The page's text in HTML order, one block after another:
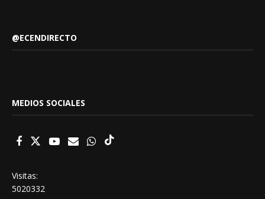
@ECENDIRECTO
MEDIOS SOCIALES
Visitas:
5020332